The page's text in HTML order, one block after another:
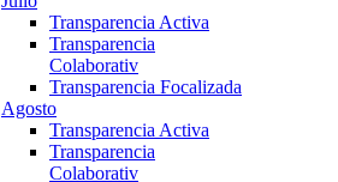
Transparencia Activa
Transparencia
Colaborativ
Transparencia Focalizada
Agosto
Transparencia Activa
Transparencia
Colaborativ